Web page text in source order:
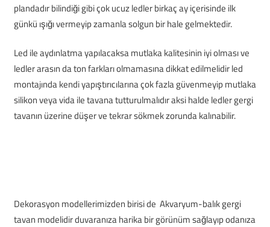
plandadır bilindiği gibi çok ucuz ledler birkaç ay içerisinde ilk
günkü ışığı vermeyip zamanla solgun bir hale gelmektedir.
Led ile aydınlatma yapılacaksa mutlaka kalitesinin iyi olması ve
ledler arasın da ton farkları olmamasına dikkat edilmelidir led
montajında kendi yapıştırıcılarına çok fazla güvenmeyip mutlaka
silikon veya vida ile tavana tutturulmalıdır aksi halde ledler gergi
tavanın üzerine düşer ve tekrar sökmek zorunda kalınabilir.
Dekorasyon modellerimizden birisi de Akvaryum-balık gergi
tavan modelidir duvaranıza harika bir görünüm sağlayıp odanıza